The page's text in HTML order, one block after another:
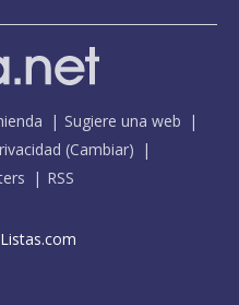
Sugiere una web
(Cambiar)
RSS